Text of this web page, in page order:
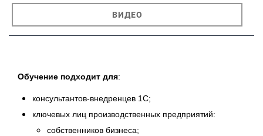
ВИДЕО
Обучение подходит для:
консультантов-внедренцев 1С;
ключевых лиц производственных предприятий:
собственников бизнеса;